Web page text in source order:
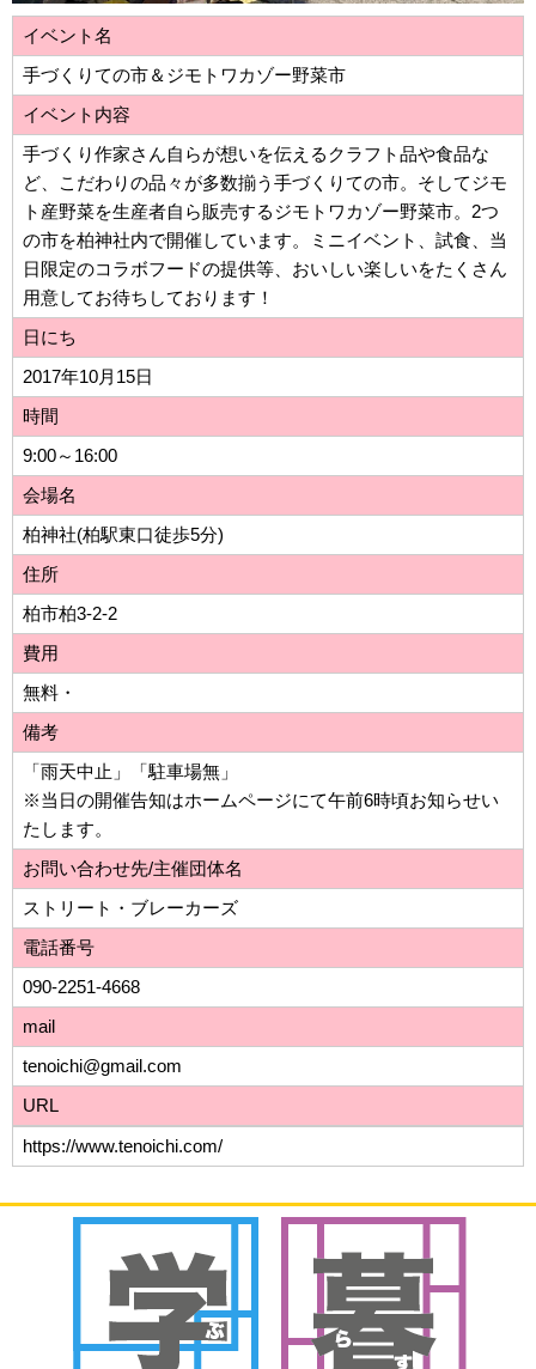
イベント名
手づくりての市＆ジモトワカゾー野菜市
イベント内容
手づくり作家さん自らが想いを伝えるクラフト品や食品な
ど、こだわりの品々が多数揃う手づくりての市。そしてジモ
ト産野菜を生産者自ら販売するジモトワカゾー野菜市。2つ
の市を柏神社内で開催しています。ミニイベント、試食、当
日限定のコラボフードの提供等、おいしい楽しいをたくさん
用意してお待ちしております！
日にち
2017年10月15日
時間
9:00～16:00
会場名
柏神社(柏駅東口徒歩5分)
住所
柏市柏3-2-2
費用
無料・
備考
「雨天中止」「駐車場無」
※当日の開催告知はホームページにて午前6時頃お知らせい
たします。
お問い合わせ先/主催団体名
ストリート・ブレーカーズ
電話番号
090-2251-4668
mail
tenoichi@gmail.com
URL
https://www.tenoichi.com/